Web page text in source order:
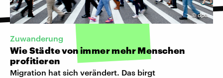
©dpa
Zuwanderung
Wie Städte von immer mehr Menschen
profitieren
Migration hat sich verändert. Das birgt